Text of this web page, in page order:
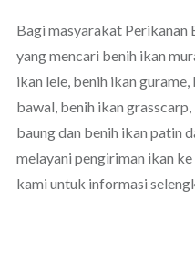
Bagi masyarakat Perikanan
yang mencari benih ikan
ikan lele, benih ikan
bawal, benih ikan
baung dan benih ikan patin
melayani pengiriman ikan
kami untuk informasi